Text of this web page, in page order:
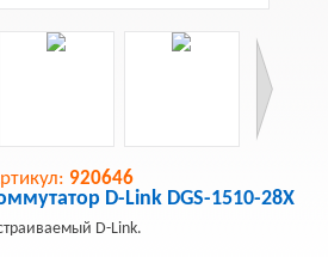
920646
D-Link DGS-1510-28X
D-Link.